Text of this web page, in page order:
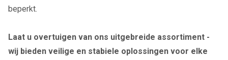
beperkt.
Laat u overtuigen van ons uitgebreide assortiment -
wij bieden veilige en stabiele oplossingen voor elke